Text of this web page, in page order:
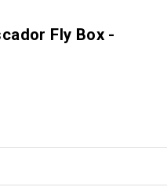
Fly Box -